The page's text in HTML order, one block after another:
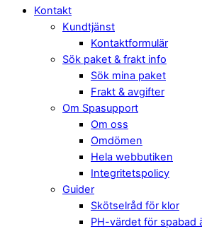
Kontakt
Kundtjänst
Kontaktformulär
Sök paket & frakt info
Sök mina paket
Frakt & avgifter
Om Spasupport
Om oss
Omdömen
Hela webbutiken
Integritetspolicy
Guider
Skötselråd för klor
PH-värdet för spabad